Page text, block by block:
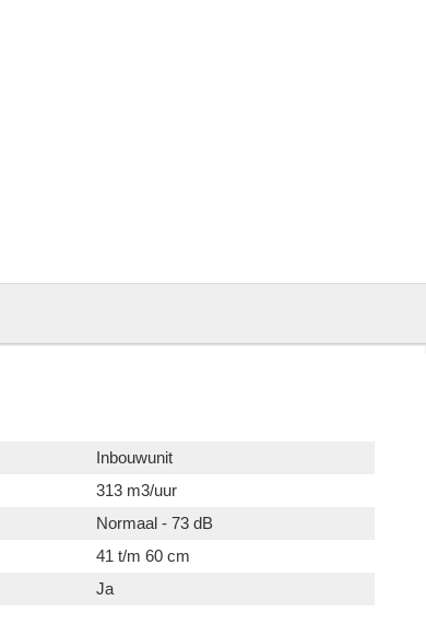
Inbouwunit
313 m3/uur
Normaal - 73 dB
41 t/m 60 cm
Ja